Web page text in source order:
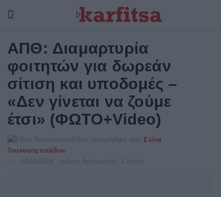
ΑΠΘ: Διαμαρτυρία
φοιτητών για δωρεάν
σίτιση και υποδομές –
«Δεν γίνεται να ζούμε
έτσι» (ΦΩΤΟ+Video)
Αναρτήθηκε από
Ελίνα
Τουκουσμπαλίδου
16/10/2024
Χρόνος Ανάγνωσης: 1 λεπτό